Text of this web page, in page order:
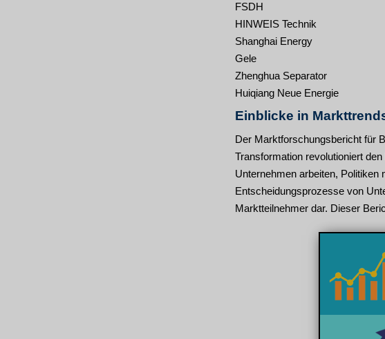
FSDH
HINWEIS Technik
Shanghai Energy
Gele
Zhenghua Separator
Huiqiang Neue Energie
Einblicke in
Der Marktforschungsbericht für
Transformation revolutioniert
Unternehmen arbeiten,
Entscheidungsprozesse von
Marktteilnehmer dar. Dieser